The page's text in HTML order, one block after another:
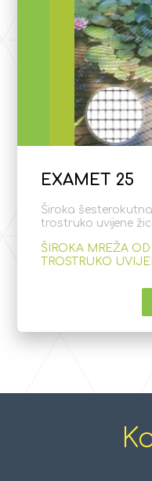
EXAMET 25
Široka
trostruko uvijene
ŠIROKA MREŽA
TROSTRUKO